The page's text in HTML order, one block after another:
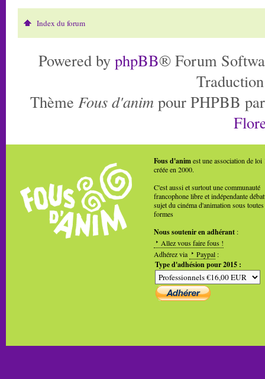
Index du forum
Powered by phpBB® Forum
Thème Fous d'anim pour PHPBB
Fous d'animest une association de loi
créée en 2000.
C'est aussi et surtout une communauté
francophone libre et indépendante
sujet du cinéma d'animation sous toutes
formes
Nous soutenir en adhérant :
Allez vous faire fous !
Adhérez via
Paypal :
Type d'adhésion pour 2015 :